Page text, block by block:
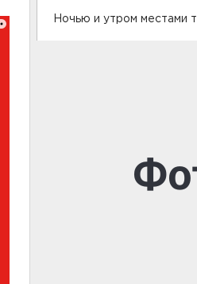
Ночью и утром местами